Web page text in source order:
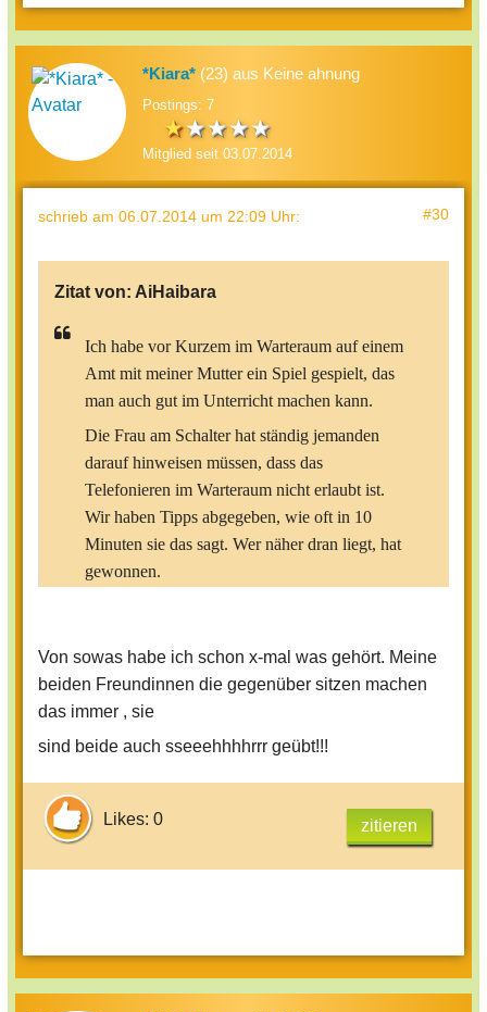
*Kiara* (23) aus Keine ahnung
Postings: 7
Mitglied seit 03.07.2014
schrieb am 06.07.2014 um 22:09 Uhr: #30
Zitat von: AiHaibara
Ich habe vor Kurzem im Warteraum auf einem
Amt mit meiner Mutter ein Spiel gespielt, das
man auch gut im Unterricht machen kann.
Die Frau am Schalter hat ständig jemanden
darauf hinweisen müssen, dass das
Telefonieren im Warteraum nicht erlaubt ist.
Wir haben Tipps abgegeben, wie oft in 10
Minuten sie das sagt. Wer näher dran liegt, hat
gewonnen.
immer wieder sagt, spielen.
Von sowas habe ich schon x-mal was gehört. Meine
beiden Freundinnen die gegenüber sitzen machen
das immer , sie
sind beide auch sseeehhhhrrr geübt!!!
Likes: 0 zitieren